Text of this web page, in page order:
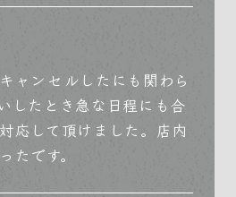
ャンセルしたにも関わら
したとき急な日程にも合
応して頂けました。店内
たです。